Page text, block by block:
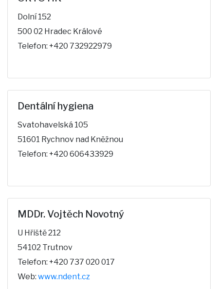
Dolní 152
500 02 Hradec Králové
Telefon: +420 732922979
Dentální hygiena
Svatohavelská 105
51601 Rychnov nad Kněžnou
Telefon: +420 606433929
MDDr. Vojtěch Novotný
U Hřiště 212
54102 Trutnov
Telefon: +420 737 020 017
Web: www.ndent.cz